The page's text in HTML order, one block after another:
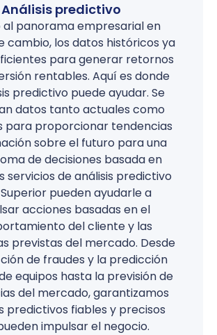
Análisis predictivo
al panorama empresarial en
cambio, los datos históricos ya
para generar retornos
rentables. Aquí es donde
predictivo puede ayudar. Se
datos tanto actuales como
para proporcionar tendencias
sobre el futuro para una
de decisiones basada en
servicios de análisis predictivo
pueden ayudarle a
acciones basadas en el
del cliente y las
previstas del mercado. Desde
de fraudes y la predicción
equipos hasta la previsión de
del mercado, garantizamos
predictivos fiables y precisos
impulsar el negocio.